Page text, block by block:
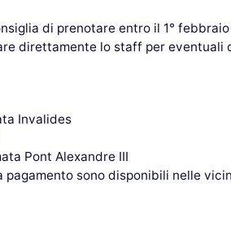
di prenotare entro il 1° febbraio
direttamente lo staff per eventuali
Invalides
Pont Alexandre III
pagamento sono disponibili nelle